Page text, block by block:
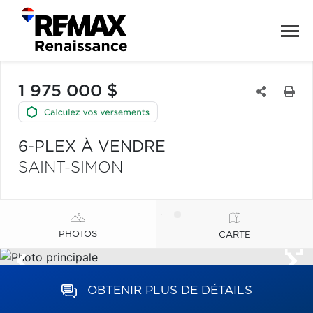
1 975 000 $
6-PLEX À VENDRE
SAINT-SIMON
PHOTOS CARTE
OBTENIR PLUS DE DÉTAILS